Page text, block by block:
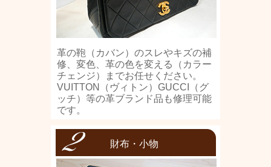
革の鞄（カバン）のスレやキズの補
修、変色、革の色を変える（カラー
チェンジ）までお任せください。
VUITTON（ヴィトン）GUCCI（グ
ッチ）等の革ブランド品も修理可能
です。
財布・小物